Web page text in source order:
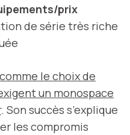
prix
de série très riche
le choix de
un monospace
. Son succès s’explique
les compromis